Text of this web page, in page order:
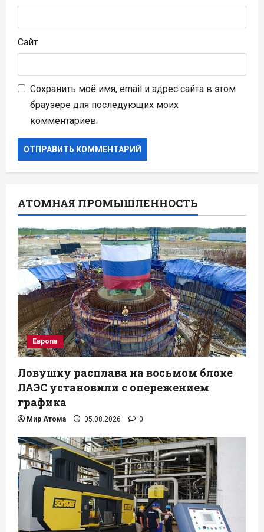
Сайт
Сохранить моё имя, email и адрес сайта в этом
браузере для последующих моих
комментариев.
АТОМНАЯ ПРОМЫШЛЕННОСТЬ
Европа
Ловушку расплава на восьмом блоке
ЛАЭС установили с опережением
графика
Мир Атома 05.08.2026 0